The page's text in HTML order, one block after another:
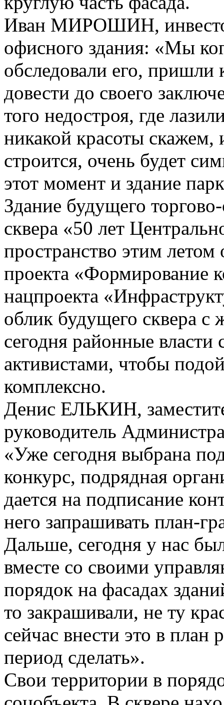
Иван МИРОШИН,
офисного здания: «Мы
обследовали его, пришли
довести до своего
того недостроя, где
никакой красоты скажем,
строится, очень будет
этот момент и здание
Здание будущего
сквера «50 лет
пространство этим
проекта «Формирование
нацпроекта
облик будущего сквера
сегодня районные власти
активистами, чтобы
комплексно.
Денис ЕЛЬКИН,
руководитель
«Уже сегодня выбрана
конкурс, подрядная
дается на подписание
него запрашивать план-
Дальше, сегодня у нас
вместе со своими
порядок на фасадах
то закрашивали, не ту
сейчас внести это в план
период сделать».
Свои территории в